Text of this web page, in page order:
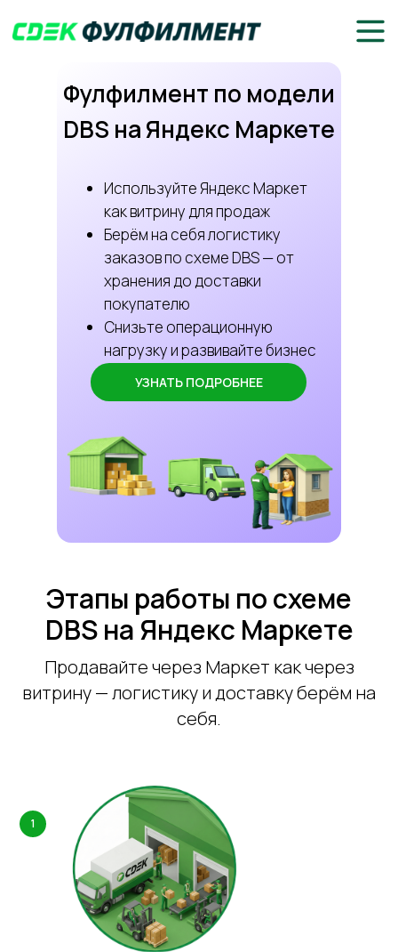
Фулфилмент по модели
DBS на Яндекс Маркете
Используйте Яндекс Маркет
как витрину для продаж
Берём на себя логистику
заказов по схеме DBS — от
хранения до доставки
покупателю
Снизьте операционную
нагрузку и развивайте бизнес
УЗНАТЬ ПОДРОБНЕЕ
Этапы работы по схеме
DBS на Яндекс Маркете
Продавайте через Маркет как через
витрину — логистику и доставку берём на
себя.